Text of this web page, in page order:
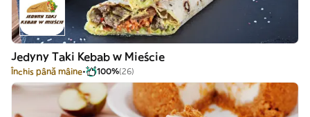
Jedyny Taki Kebab w Mieście
Închis până mâine 100%(26)